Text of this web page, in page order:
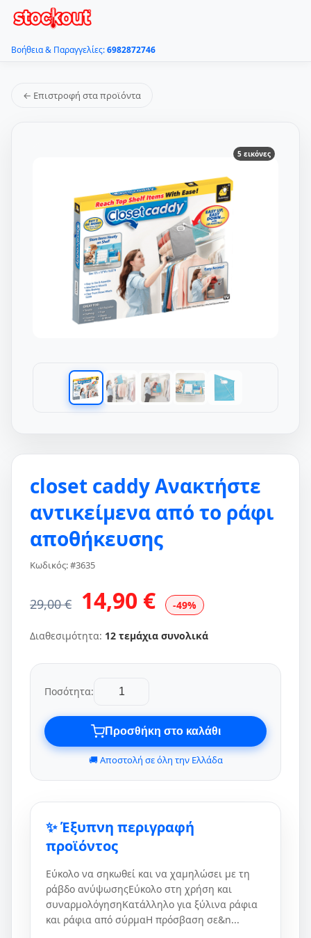
Βοήθεια & Παραγγελίες:6982872746
← Επιστροφή στα προϊόντα
5 εικόνες
closet caddy Ανακτήστε
αντικείμενα από το ράφι
αποθήκευσης
Κωδικός: #3635
29,00 € 14,90 € -49%
Διαθεσιμότητα: 12 τεμάχια συνολικά
Ποσότητα:
Προσθήκη στο καλάθι
🚚 Αποστολή σε όλη την Ελλάδα
✨ Έξυπνη περιγραφή
προϊόντος
Εύκολο να σηκωθεί και να χαμηλώσει με τη
ράβδο ανύψωσηςΕύκολο στη χρήση και
συναρμολόγησηΚατάλληλο για ξύλινα ράφια
και ράφια από σύρμαΗ πρόσβαση σε&n...